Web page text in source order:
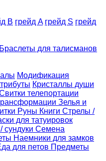
B грейд A грейд S грейд
Браслеты для талисманов
Модификация
Кристаллы души
телепортации
Зелья и
Руны Книги Стрелы /
для татуировок
сундуки Семена
Наемники для замков
для петов Предметы